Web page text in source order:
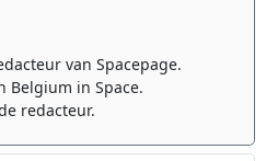
van Spacepage.
Belgium in Space.
redacteur.